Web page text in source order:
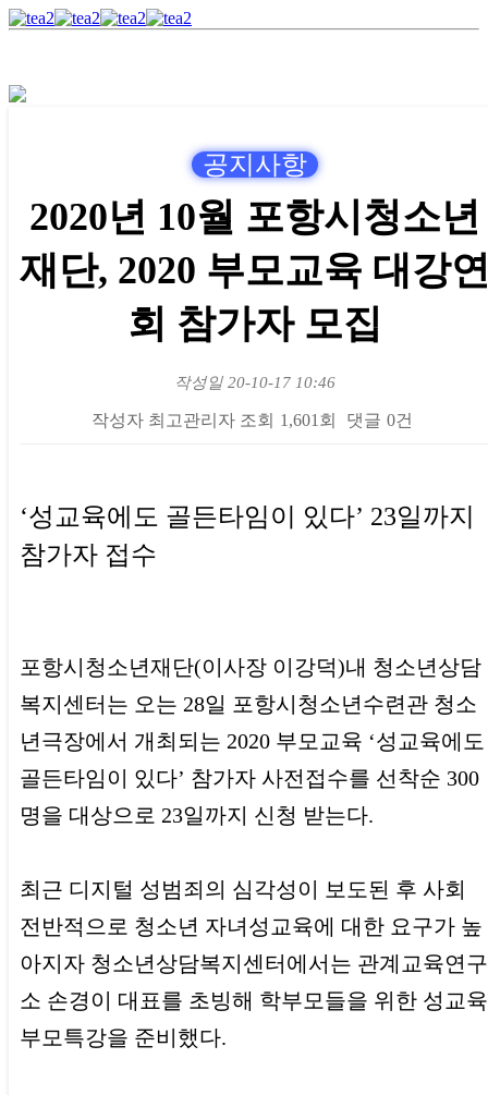
공지사항
2020년 10월 포항시청소년
재단, 2020 부모교육 대강
회 참가자 모집
작성일 20-10-17 10:46
작성자 최고관리자 조회 1,601회 댓글 0건
‘성교육에도 골든타임이 있다’ 23일까지
참가자 접수
포항시청소년재단(이사장 이강덕)내 청소년상담
복지센터는 오는 28일 포항시청소년수련관 청소
년극장에서 개최되는 2020 부모교육 ‘성교육에도
골든타임이 있다’ 참가자 사전접수를 선착순 300
명을 대상으로 23일까지 신청 받는다.
최근 디지털 성범죄의 심각성이 보도된 후 사회
전반적으로 청소년 자녀성교육에 대한 요구가 높
아지자 청소년상담복지센터에서는 관계교육연구
소 손경이 대표를 초빙해 학부모들을 위한 성교육
부모특강을 준비했다.